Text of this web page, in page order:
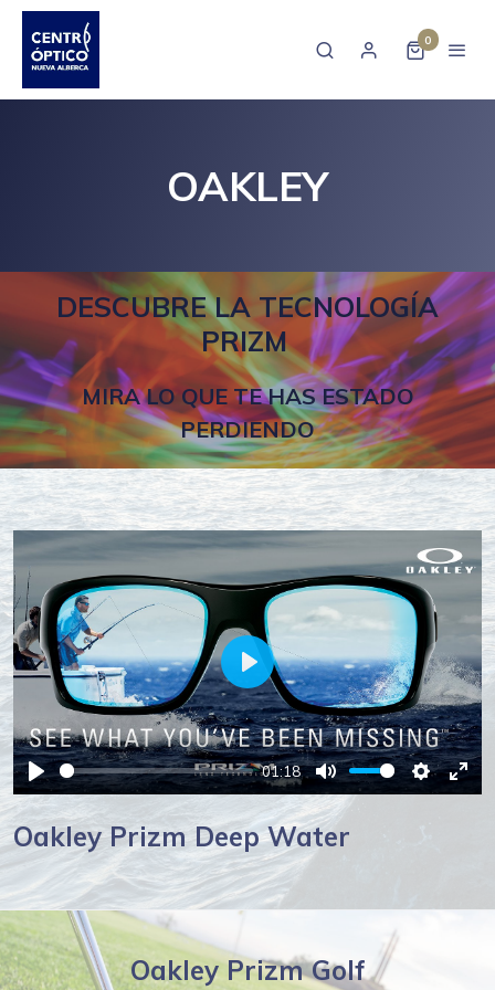
0
OAKLEY
DESCUBRE LA TECNOLOGÍA
PRIZM
MIRA LO QUE TE HAS ESTADO
PERDIENDO
Play
01:18
Mute Settings
Play
Oakley Prizm Deep Water
Oakley Prizm Golf